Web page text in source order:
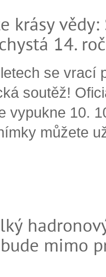
krásy vědy:
14.
se vrací
soutěž!
vypukne 10.
můžete
bude mimo